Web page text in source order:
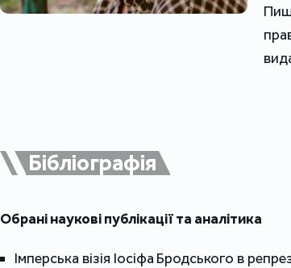
Бібліографія
Обрані наукові публікації та аналітика
Імперська візія Іосіфа Бродського в